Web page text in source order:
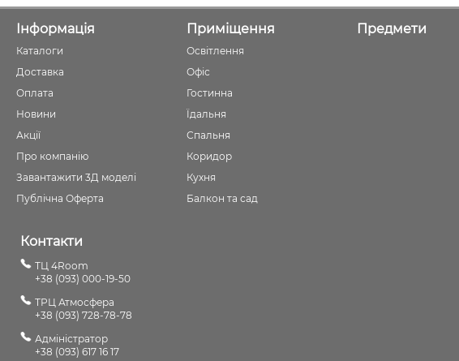
Інформація
Каталоги
Доставка
Оплата
Новини
Акції
Про компанію
Завантажити 3Д моделі
Публічна Оферта
Контакти
ТЦ 4Room
+38 (093) 000-19-50
ТРЦ Атмосфера
+38 (093) 728-78-78
Адміністратор
+38 (093) 617 16 17
Приміщення
Освітлення
Офіс
Гостинна
Їдальня
Спальня
Коридор
Кухня
Балкон та сад
Предмети